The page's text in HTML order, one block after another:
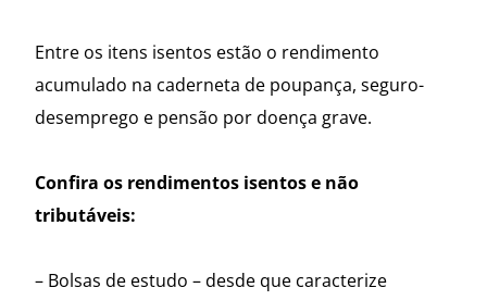
Entre os itens isentos estão o rendimento
acumulado na caderneta de poupança, seguro-
desemprego e pensão por doença grave.
Confira os rendimentos isentos e não
tributáveis:
– Bolsas de estudo – desde que caracterize